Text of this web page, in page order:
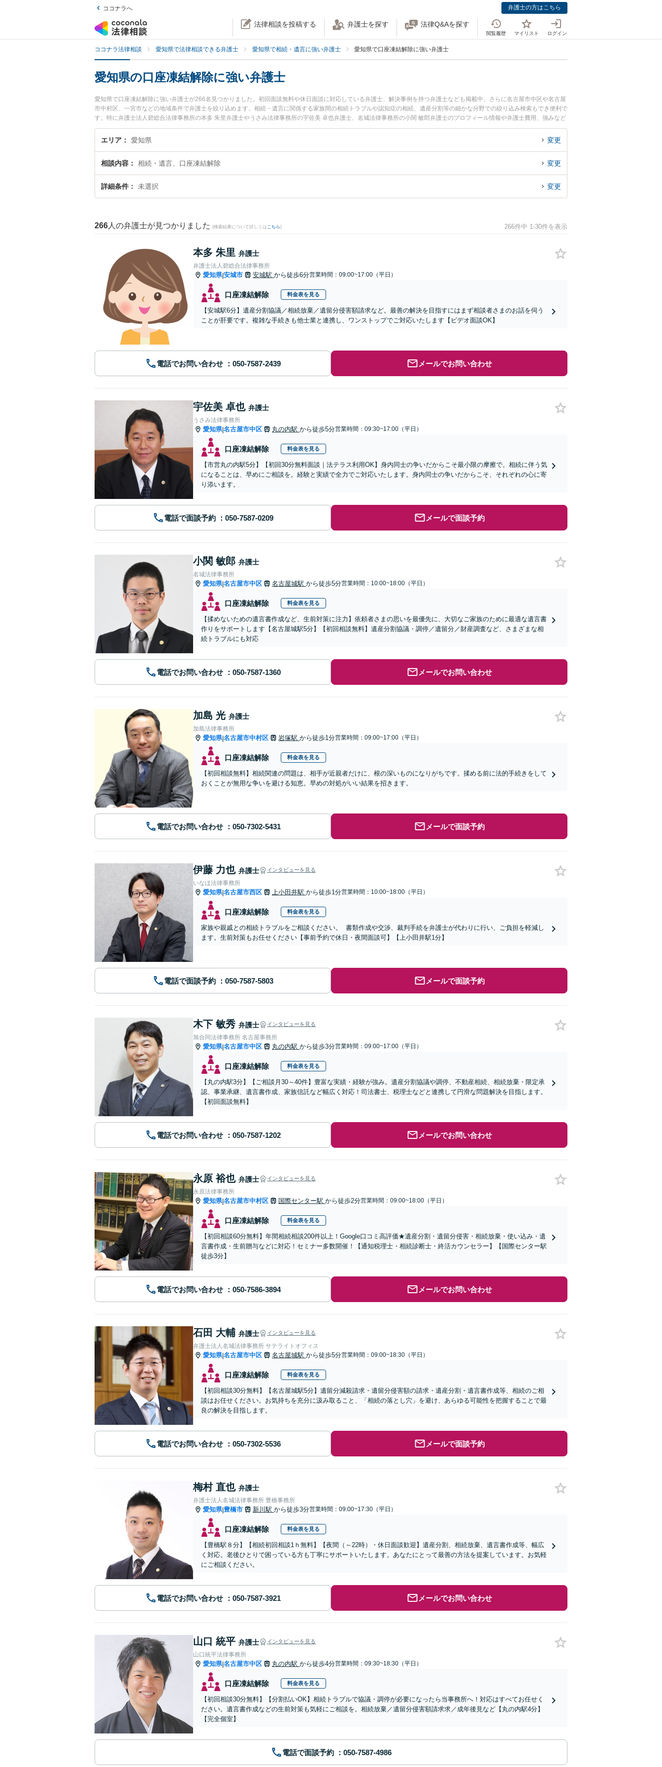
ココナラへ 弁護士の方はこちら
法律相談を投稿する 弁護士を探す 法律Q&Aを探す
閲覧履歴 マイリスト ログイン
ココナラ法律相談 愛知県で法律相談できる弁護士 愛知県で相続・遺言に強い弁護士 愛知県で口座凍結解除に強い弁護士
愛知県の口座凍結解除に強い弁護士
愛知県で口座凍結解除に強い弁護士が266名見つかりました。初回面談無料や休日面談に対応している弁護士、解決事例を持つ弁護士なども掲載中。さらに名古屋市中区や名古屋
市中村区、一宮市などの地域条件で弁護士を絞り込めます。相続・遺言に関係する家族間の相続トラブルや認知症の相続、遺産分割等の細かな分野での絞り込み検索もでき便利で
す。特に弁護士法人碧総合法律事務所の本多 朱里弁護士やうさみ法律事務所の宇佐美 卓也弁護士、名城法律事務所の小関 敏郎弁護士のプロフィール情報や弁護士費用、強みなど
が注目されています。『愛知県で土日や夜間に発生した口座凍結解除のトラブルを今すぐに弁護士に相談したい』『口座凍結解除のトラブル解決の実績豊富な近くの弁護士を検索
したい』『初回相談無料で口座凍結解除を法律相談できる愛知県内の弁護士に相談予約したい』などでお困りの相談者さんにおすすめです。
エリア 愛知県 変更
相談内容 相続・遺言、口座凍結解除 変更
詳細条件 未選択 変更
266 人の弁護士が見つかりました (検索結果について詳しくは こちら) 266件中 1-30件を表示
本多 朱里 弁護士
弁護士法人碧総合法律事務所
愛知県|安城市 安城駅 から徒歩6分営業時間：09:00~17:00（平日）
口座凍結解除 料金表を見る
【安城駅6分】遺産分割協議／相続放棄／遺留分侵害額請求など。最善の解決を目指すにはまず相談者さまのお話を伺う
ことが肝要です。複雑な手続きも他士業と連携し、ワンストップでご対応いたします【ビデオ面談OK】
電話でお問い合わせ メールでお問い合わせ
宇佐美 卓也 弁護士
うさみ法律事務所
愛知県|名古屋市中区 丸の内駅 から徒歩5分営業時間：09:30~17:00（平日）
口座凍結解除 料金表を見る
【市営丸の内駅5分】【初回30分無料面談｜法テラス利用OK】身内同士の争いだからこそ最小限の摩擦で。相続に伴う気
になることは、早めにご相談を。経験と実績で全力でご対応いたします。身内同士の争いだからこそ、それぞれの心に寄
り添います。
電話で面談予約 メールで面談予約
小関 敏郎 弁護士
名城法律事務所
愛知県|名古屋市中区 名古屋城駅 から徒歩5分営業時間：10:00~18:00（平日）
口座凍結解除 料金表を見る
【揉めないための遺言書作成など、生前対策に注力】依頼者さまの思いを最優先に、大切なご家族のために最適な遺言書
作りをサポートします【名古屋城駅5分】【初回相談無料】遺産分割協議・調停／遺留分／財産調査など、さまざまな相
続トラブルにも対応
電話でお問い合わせ メールでお問い合わせ
加島 光 弁護士
加島法律事務所
愛知県|名古屋市中村区 岩塚駅 から徒歩1分営業時間：09:00~17:00（平日）
口座凍結解除 料金表を見る
【初回相談無料】相続関連の問題は、相手が近親者だけに、根の深いものになりがちです。揉める前に法的手続きをして
おくことが無用な争いを避ける知恵。早めの対処がいい結果を招きます。
電話でお問い合わせ メールで面談予約
伊藤 力也 弁護士 インタビューを見る
いなほ法律事務所
愛知県|名古屋市西区 上小田井駅 から徒歩1分営業時間：10:00~18:00（平日）
口座凍結解除 料金表を見る
家族や親戚との相続トラブルをご相談ください。 書類作成や交渉、裁判手続を弁護士が代わりに行い、ご負担を軽減し
ます。生前対策もお任せください【事前予約で休日・夜間面談可】【上小田井駅1分】
電話で面談予約 メールで面談予約
木下 敏秀 弁護士 インタビューを見る
旭合同法律事務所 名古屋事務所
愛知県|名古屋市中区 丸の内駅 から徒歩3分営業時間：09:00~17:00（平日）
口座凍結解除 料金表を見る
【丸の内駅3分】【ご相談月30～40件】豊富な実績・経験が強み。遺産分割協議や調停、不動産相続、相続放棄・限定承
認、事業承継、遺言書作成、家族信託など幅広く対応！司法書士、税理士などと連携して円滑な問題解決を目指します。
【初回面談無料】
電話でお問い合わせ メールでお問い合わせ
永原 裕也 弁護士 インタビューを見る
永原法律事務所
愛知県|名古屋市中村区 国際センター駅 から徒歩2分営業時間：09:00~18:00（平日）
口座凍結解除 料金表を見る
【初回相談60分無料】年間相続相談200件以上！Google口コミ高評価★遺産分割・遺留分侵害・相続放棄・使い込み・遺
言書作成・生前贈与などに対応！セミナー多数開催！【通知税理士・相続診断士・終活カウンセラー】【国際センター駅
徒歩3分】
電話でお問い合わせ メールでお問い合わせ
石田 大輔 弁護士 インタビューを見る
弁護士法人名城法律事務所 サテライトオフィス
愛知県|名古屋市中区 名古屋城駅 から徒歩5分営業時間：09:00~18:30（平日）
口座凍結解除 料金表を見る
【初回相談30分無料】【名古屋城駅5分】遺留分減殺請求・遺留分侵害額の請求・遺産分割・遺言書作成等、相続のご相
談はお任せください。お気持ちを充分に汲み取ること、「相続の落とし穴」を避け、あらゆる可能性を把握することで最
良の解決を目指します。
電話でお問い合わせ メールで面談予約
梅村 直也 弁護士
弁護士法人名城法律事務所 豊橋事務所
愛知県|豊橋市 新川駅 から徒歩3分営業時間：09:00~17:30（平日）
口座凍結解除 料金表を見る
【豊橋駅８分】【相続初回相談1ｈ無料】【夜間（～22時）・休日面談歓迎】遺産分割、相続放棄、遺言書作成等、幅広
く対応。老後ひとりで困っている方も丁寧にサポートいたします。あなたにとって最善の方法を提案しています。お気軽
にご相談ください。
電話でお問い合わせ メールでお問い合わせ
山口 統平 弁護士 インタビューを見る
山口統平法律事務所
愛知県|名古屋市中区 丸の内駅 から徒歩4分営業時間：09:30~18:30（平日）
口座凍結解除 料金表を見る
【初回相談30分無料】【分割払いOK】相続トラブルで協議・調停が必要になったら当事務所へ！対応はすべてお任せく
ださい。遺言書作成などの生前対策も気軽にご相談を。相続放棄／遺留分侵害額請求求／成年後見など【丸の内駅4分】
【完全個室】
電話で面談予約